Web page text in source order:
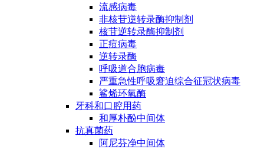
流感病毒
非核苷逆转录酶抑制剂
核苷逆转录酶抑制剂
正痘病毒
逆转录酶
呼吸道合胞病毒
严重急性呼吸窘迫综合征冠状病毒
鲨烯环氧酶
牙科和口腔用药
和厚朴酚中间体
抗真菌药
阿尼芬净中间体